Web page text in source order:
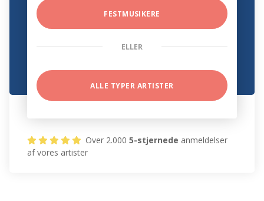
FESTMUSIKERE
ELLER
ALLE TYPER ARTISTER
Over 2.0005-stjernede anmeldelser
af vores artister